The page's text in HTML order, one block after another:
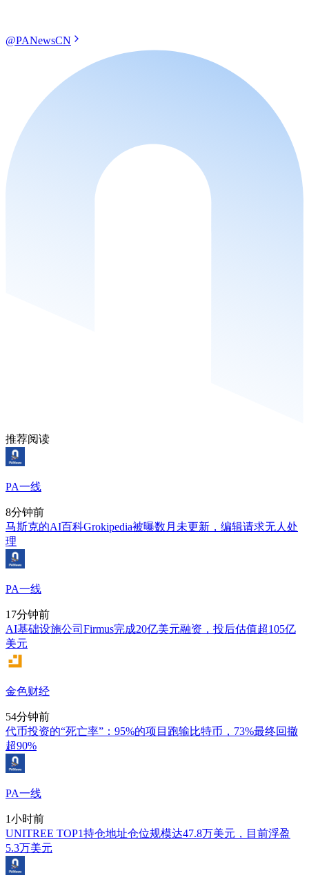
@PANewsCN
推荐阅读
PA一线
8分钟前
马斯克的AI百科Grokipedia被曝数月未更新，编辑请求无人处
理
PA一线
17分钟前
AI基础设施公司Firmus完成20亿美元融资，投后估值超105亿
美元
金色财经
54分钟前
代币投资的“死亡率”：95%的项目跑输比特币，73%最终回撤
超90%
PA一线
1小时前
UNITREE TOP1持仓地址仓位规模达47.8万美元，目前浮盈
5.3万美元